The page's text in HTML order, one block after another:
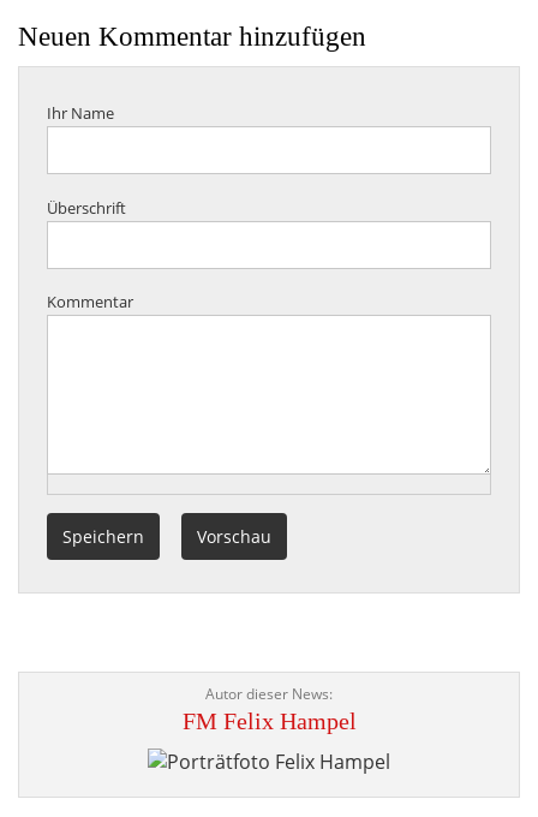
Neuen Kommentar hinzufügen
Ihr Name
Überschrift
Kommentar
Autor dieser News:
FM Felix Hampel
Portraitbild